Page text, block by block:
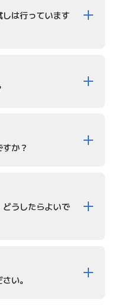
は行っています
か？
うしたらよいで
い。